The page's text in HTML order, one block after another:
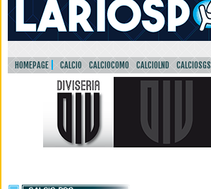
HOMEPAGE CALCIO CALCIOCOMO CALCIOLND CALCIOSGS